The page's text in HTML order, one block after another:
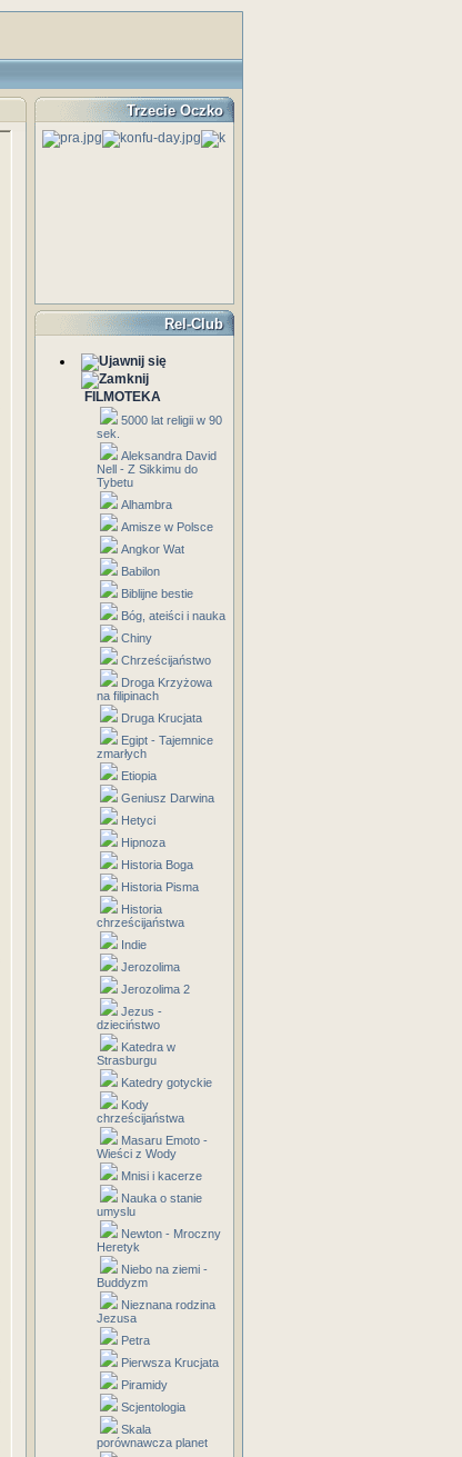
Trzecie Oczko
Rel-Club
FILMOTEKA
5000 lat religii w 90
sek.
Aleksandra David
Nell - Z Sikkimu do
Tybetu
Alhambra
Amisze w Polsce
Angkor Wat
Babilon
Biblijne bestie
Bóg, ateiści i nauka
Chiny
Chrześcijaństwo
Droga Krzyżowa
na filipinach
Druga Krucjata
Egipt - Tajemnice
zmarłych
Etiopia
Geniusz Darwina
Hetyci
Hipnoza
Historia Boga
Historia Pisma
Historia
chrześcijaństwa
Indie
Jerozolima
Jerozolima 2
Jezus -
dzieciństwo
Katedra w
Strasburgu
Katedry gotyckie
Kody
chrześcijaństwa
Masaru Emoto -
Wieści z Wody
Mnisi i kacerze
Nauka o stanie
umyslu
Newton - Mroczny
Heretyk
Niebo na ziemi -
Buddyzm
Nieznana rodzina
Jezusa
Petra
Pierwsza Krucjata
Piramidy
Scjentologia
Skala
porównawcza planet